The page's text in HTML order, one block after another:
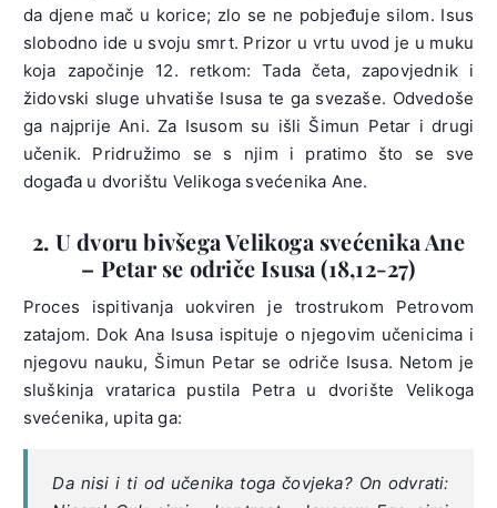
da djene mač u korice; zlo se ne pobjeđuje silom. Isus
slobodno ide u svoju smrt. Prizor u vrtu uvod je u muku
koja započinje 12. retkom: Tada četa, zapovjednik i
židovski sluge uhvatiše Isusa te ga svezaše. Odvedoše
ga najprije Ani. Za Isusom su išli Šimun Petar i drugi
učenik. Pridružimo se s njim i pratimo što se sve
događa u dvorištu Velikoga svećenika Ane.
2. U dvoru bivšega Velikoga svećenika Ane
– Petar se odriče Isusa (18,12-27)
Proces ispitivanja uokviren je trostrukom Petrovom
zatajom. Dok Ana Isusa ispituje o njegovim učenicima i
njegovu nauku, Šimun Petar se odriče Isusa. Netom je
sluškinja vratarica pustila Petra u dvorište Velikoga
svećenika, upita ga:
Da nisi i ti od učenika toga čovjeka? On odvrati: